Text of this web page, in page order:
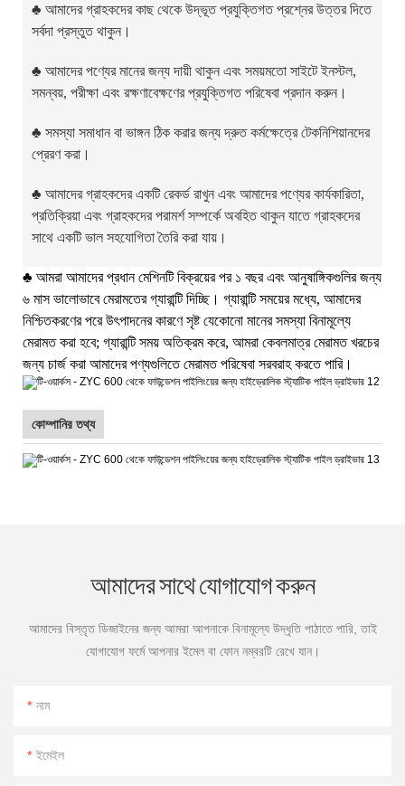
♣ আমাদের গ্রাহকদের কাছ থেকে উদ্ভূত প্রযুক্তিগত প্রশ্নের উত্তর দিতে
সর্বদা প্রস্তুত থাকুন।
♣ আমাদের পণ্যের মানের জন্য দায়ী থাকুন এবং সময়মতো সাইটে ইনস্টল,
সমন্বয়, পরীক্ষা এবং রক্ষণাবেক্ষণের প্রযুক্তিগত পরিষেবা প্রদান করুন।
♣ সমস্যা সমাধান বা ভাঙ্গন ঠিক করার জন্য দ্রুত কর্মক্ষেত্রে টেকনিশিয়ানদের
প্রেরণ করা।
♣ আমাদের গ্রাহকদের একটি রেকর্ড রাখুন এবং আমাদের পণ্যের কার্যকারিতা,
প্রতিক্রিয়া এবং গ্রাহকদের পরামর্শ সম্পর্কে অবহিত থাকুন যাতে গ্রাহকদের
সাথে একটি ভাল সহযোগিতা তৈরি করা যায়।
♣ আমরা আমাদের প্রধান মেশিনটি বিক্রয়ের পর ১ বছর এবং আনুষাঙ্গিকগুলির জন্য
৬ মাস ভালোভাবে মেরামতের গ্যারান্টি দিচ্ছি। গ্যারান্টি সময়ের মধ্যে, আমাদের
নিশ্চিতকরণের পরে উৎপাদনের কারণে সৃষ্ট যেকোনো মানের সমস্যা বিনামূল্যে
মেরামত করা হবে; গ্যারান্টি সময় অতিক্রম করে, আমরা কেবলমাত্র মেরামত খরচের
জন্য চার্জ করা আমাদের পণ্যগুলিতে মেরামত পরিষেবা সরবরাহ করতে পারি।
কোম্পানির তথ্য
আমাদের সাথে যোগাযোগ করুন
আমাদের বিস্তৃত ডিজাইনের জন্য আমরা আপনাকে বিনামূল্যে উদ্ধৃতি পাঠাতে পারি, তাই
যোগাযোগ ফর্মে আপনার ইমেল বা ফোন নম্বরটি রেখে যান।
নাম
ইমেইল